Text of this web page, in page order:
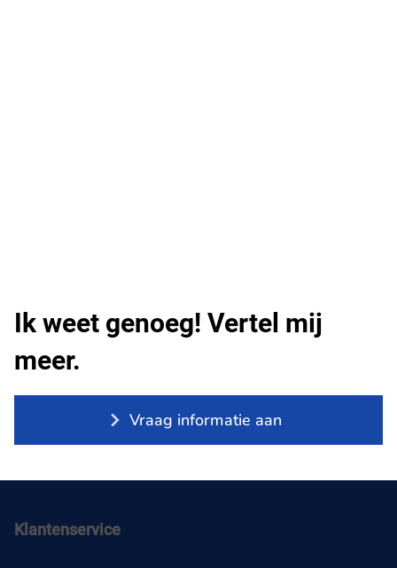
Ik weet genoeg! Vertel mij
meer.
Vraag informatie aan
Klantenservice